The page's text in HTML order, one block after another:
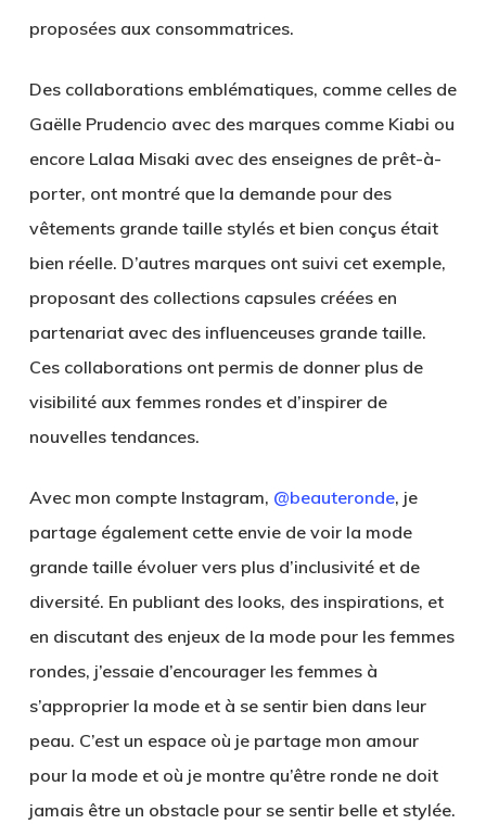
proposées aux consommatrices.
Des collaborations emblématiques, comme celles de
Gaëlle Prudencio avec des marques comme Kiabi ou
encore Lalaa Misaki avec des enseignes de prêt-à-
porter, ont montré que la demande pour des
vêtements grande taille stylés et bien conçus était
bien réelle. D’autres marques ont suivi cet exemple,
proposant des collections capsules créées en
partenariat avec des influenceuses grande taille.
Ces collaborations ont permis de donner plus de
visibilité aux femmes rondes et d’inspirer de
nouvelles tendances.
Avec mon compte Instagram, @beauteronde, je
partage également cette envie de voir la mode
grande taille évoluer vers plus d’inclusivité et de
diversité. En publiant des looks, des inspirations, et
en discutant des enjeux de la mode pour les femmes
rondes, j’essaie d’encourager les femmes à
s’approprier la mode et à se sentir bien dans leur
peau. C’est un espace où je partage mon amour
pour la mode et où je montre qu’être ronde ne doit
jamais être un obstacle pour se sentir belle et stylée.